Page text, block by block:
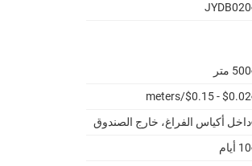
JYDB020
500 متر
$0.02 - $0.15/meters
داخل أكياس الفراغ، خارج الصندوق
10 أيام